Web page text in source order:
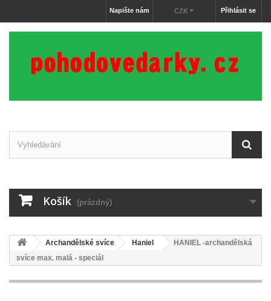
Přihlásit se
CZK
Napište nám
Košík (prázdný)
Archandělské svíce Haniel
HANIEL -archandělská
svíce max. malá - speciál